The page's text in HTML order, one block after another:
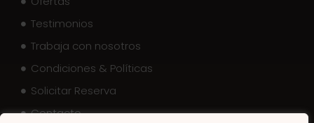
Testimonios
Trabaja con nosotros
Condiciones & Políticas
Solicitar Reserva
Contacto